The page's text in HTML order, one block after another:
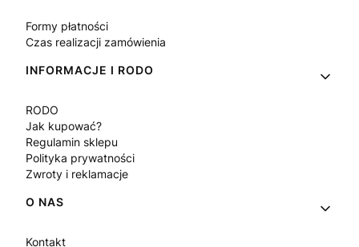
Formy płatności
Czas realizacji zamówienia
INFORMACJE I RODO
RODO
Jak kupować?
Regulamin sklepu
Polityka prywatności
Zwroty i reklamacje
O NAS
Kontakt